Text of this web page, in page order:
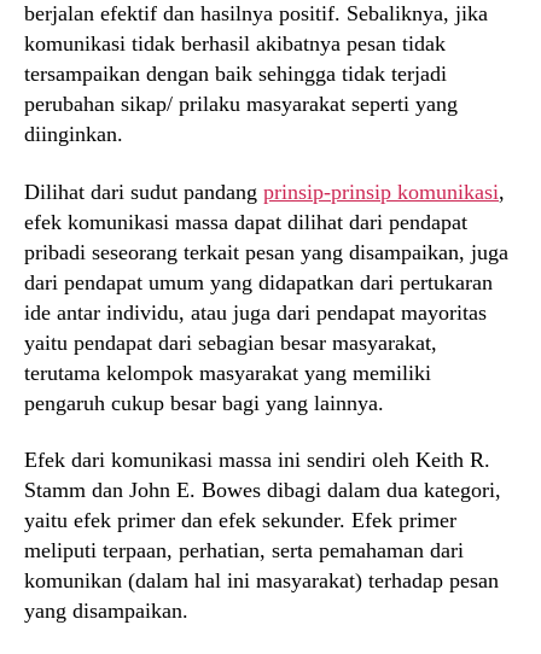
berjalan efektif dan hasilnya positif. Sebaliknya, jika
komunikasi tidak berhasil akibatnya pesan tidak
tersampaikan dengan baik sehingga tidak terjadi
perubahan sikap/ prilaku masyarakat seperti yang
diinginkan.
Dilihat dari sudut pandang prinsip-prinsip komunikasi,
efek komunikasi massa dapat dilihat dari pendapat
pribadi seseorang terkait pesan yang disampaikan, juga
dari pendapat umum yang didapatkan dari pertukaran
ide antar individu, atau juga dari pendapat mayoritas
yaitu pendapat dari sebagian besar masyarakat,
terutama kelompok masyarakat yang memiliki
pengaruh cukup besar bagi yang lainnya.
Efek dari komunikasi massa ini sendiri oleh Keith R.
Stamm dan John E. Bowes dibagi dalam dua kategori,
yaitu efek primer dan efek sekunder. Efek primer
meliputi terpaan, perhatian, serta pemahaman dari
komunikan (dalam hal ini masyarakat) terhadap pesan
yang disampaikan.